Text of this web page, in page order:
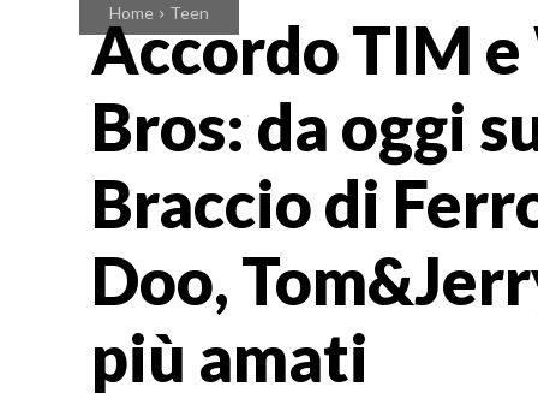
Home Teen
Accordo TIM
Bros: da oggi
Braccio di
Doo,
più amati